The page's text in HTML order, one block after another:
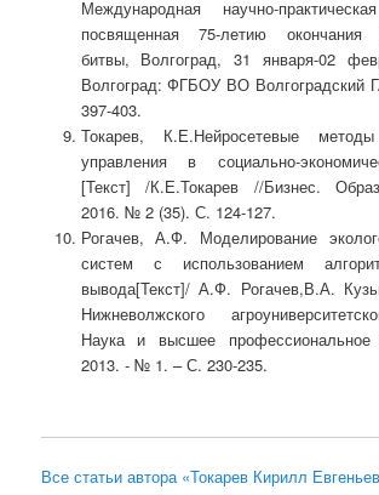
Международная научно-
посвященная 75-летию окончания
битвы, Волгоград, 31 января-02
Волгоград: ФГБОУ ВО Волгоградский
397-403.
Токарев, К.Е.Нейросетевые
управления в социально-
[Текст] /К.Е.Токарев //Бизнес.
2016. № 2 (35). С. 124-127.
Рогачев, А.Ф. Моделирование
систем с использованием
вывода[Текст]/ А.Ф. Рогачев,В.А.
Нижневолжского
Наука и высшее профессиональное
2013. - № 1. – С. 230-235.
Все статьи автора «Токарев Кирилл